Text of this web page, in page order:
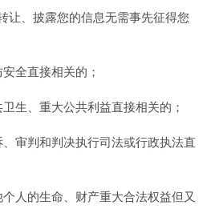
让、披露您的信息无需事先征得您
全直接相关的；
生、重大公共利益直接相关的；
审判和判决执行司法或行政执法直
人的生命、财产重大合法权益但又